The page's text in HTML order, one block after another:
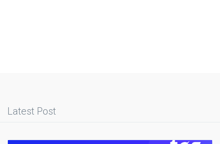
Latest Post